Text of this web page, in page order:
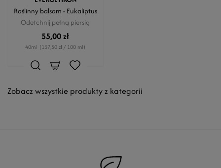
Roślinny balsam - Eukaliptus
Odetchnij pełną piersią
55,00 zł
40ml (137,50 zł / 100 ml)
Zobacz wszystkie produkty z kategorii